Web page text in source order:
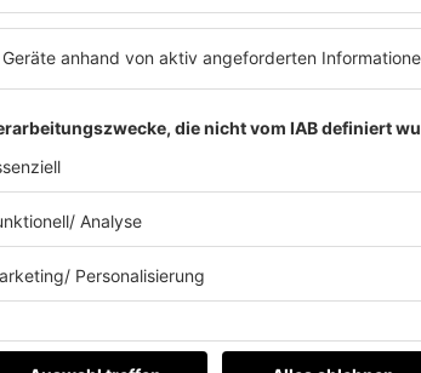
26.01.2026
WAS KANN FYNN
EIGENTLICH NICHT?
Schöneberger im Podcast „Mit